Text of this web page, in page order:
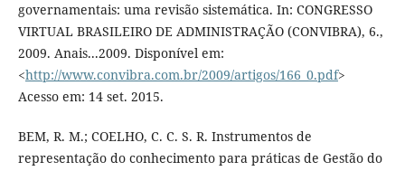
governamentais: uma revisão sistemática. In: CONGRESSO
VIRTUAL BRASILEIRO DE ADMINISTRAÇÃO (CONVIBRA), 6.,
2009. Anais...2009. Disponível em:
<http://www.convibra.com.br/2009/artigos/166_0.pdf>
Acesso em: 14 set. 2015.
BEM, R. M.; COELHO, C. C. S. R. Instrumentos de
representação do conhecimento para práticas de Gestão do